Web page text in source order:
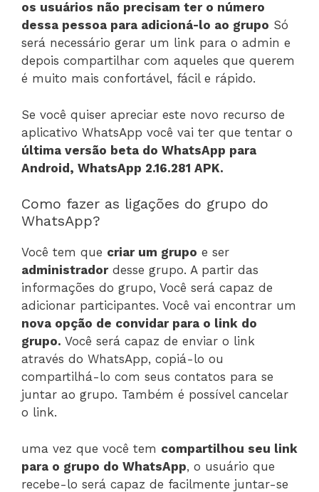
os usuários não precisam ter o número
dessa pessoa para adicioná-lo ao grupo Só
será necessário gerar um link para o admin e
depois compartilhar com aqueles que querem
é muito mais confortável, fácil e rápido.
Se você quiser apreciar este novo recurso de
aplicativo WhatsApp você vai ter que tentar o
última versão beta do WhatsApp para
Android, WhatsApp 2.16.281 APK.
Como fazer as ligações do grupo do
WhatsApp?
Você tem que criar um grupo e ser
administradordesse grupo. A partir das
informações do grupo, Você será capaz de
adicionar participantes. Você vai encontrar um
nova opção de convidar para o link do
grupo. Você será capaz de enviar o link
através do WhatsApp, copiá-lo ou
compartilhá-lo com seus contatos para se
juntar ao grupo. Também é possível cancelar
o link.
uma vez que você tem compartilhou seu link
para o grupo do WhatsApp, o usuário que
recebe-lo será capaz de facilmente juntar-se